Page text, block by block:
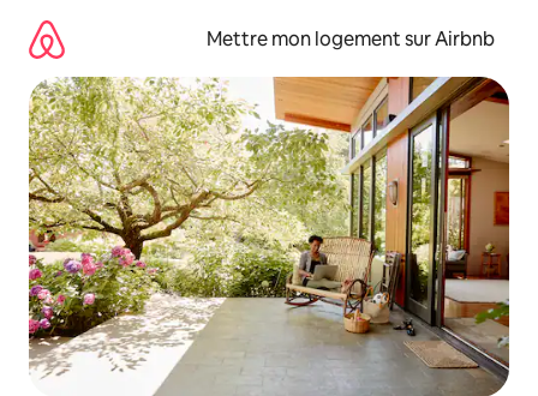
directement
contenu
Mettre mon logement sur Airbnb